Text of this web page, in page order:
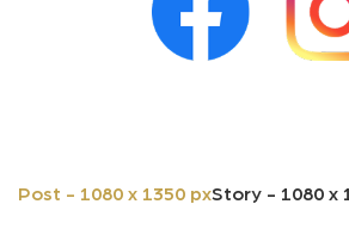
Post - 1080 x 1350 pxStory - 1080 x